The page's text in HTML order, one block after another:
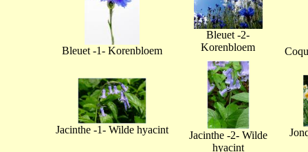
Bleuet -1- Korenbloem
Bleuet -2-
Korenbloem
Jacinthe -1- Wilde hyacint
Jacinthe -2- Wilde
hyacint